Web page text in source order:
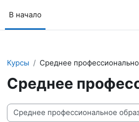
В начало
Курсы Среднее
Среднее
курсов